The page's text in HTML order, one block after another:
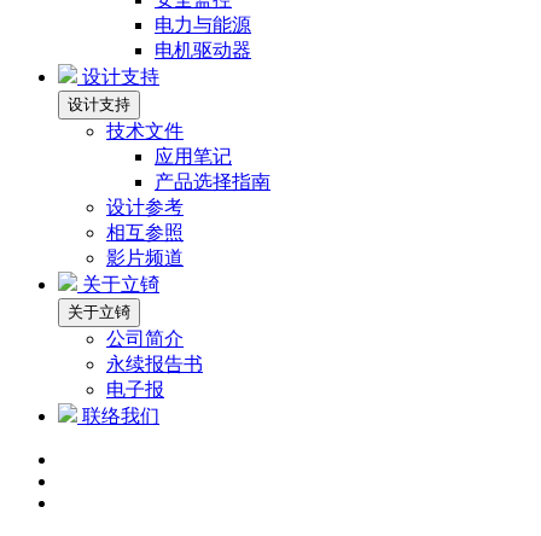
电力与能源
电机驱动器
设计支持
设计支持
技术文件
应用笔记
产品选择指南
设计参考
相互参照
影片频道
关于立锜
关于立锜
公司简介
永续报告书
电子报
联络我们